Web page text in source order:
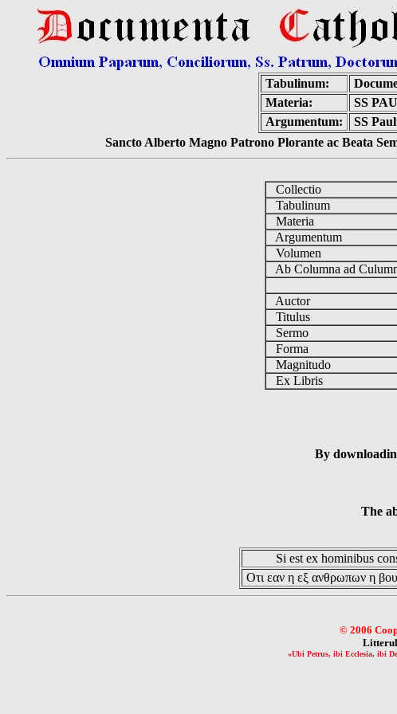
Tabulinum:
Materia:
SS
Argumentum:
SS
Sancto Alberto Magno Patrono Plorante ac Beata
Collectio
Tabulinum
Materia
Argumentum
Volumen
Ab Columna ad
Auctor
Titulus
Sermo
Forma
Magnitudo
Ex Libris
By
The
Si est ex hominibus
Οτι εαν η εξ ανθρωπων η
© 2006
«Ubi Petrus, ibi Ecclesia, ibi